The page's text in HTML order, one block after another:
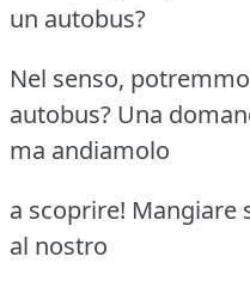
un autobus?
Nel senso,
autobus? Una
ma andiamolo
a scoprire! Mangiare
al nostro